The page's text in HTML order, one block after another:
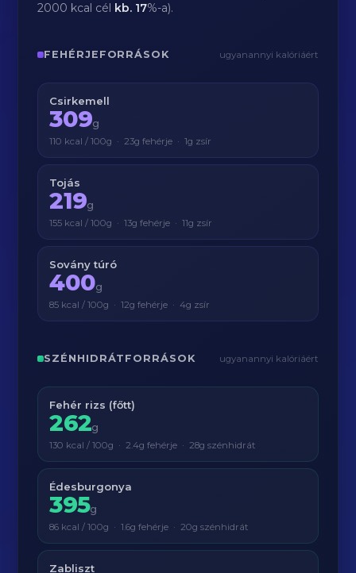
2000 kcal cél kb. 17%-a).
FEHÉRJEFORRÁSOK ugyanannyi kalóriáért
Csirkemell
309g
110 kcal / 100g · 23g fehérje · 1g zsír
Tojás
219g
155 kcal / 100g · 13g fehérje · 11g zsír
Sovány túró
400g
85 kcal / 100g · 12g fehérje · 4g zsír
SZÉNHIDRÁTFORRÁSOK ugyanannyi kalóriáért
Fehér rizs (főtt)
262g
130 kcal / 100g · 2.4g fehérje · 28g szénhidrát
Édesburgonya
395g
86 kcal / 100g · 1.6g fehérje · 20g szénhidrát
Zabliszt